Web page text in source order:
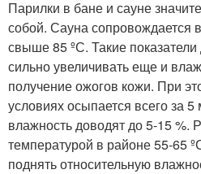
Парилки в бане и сауне
собой. Сауна сопровождается
свыше 85 ºС. Такие
сильно увеличивать еще и
получение ожогов кожи. При
условиях осыпается всего за
влажность доводят до 5-15 %.
температурой в районе 55-65
поднять относительную